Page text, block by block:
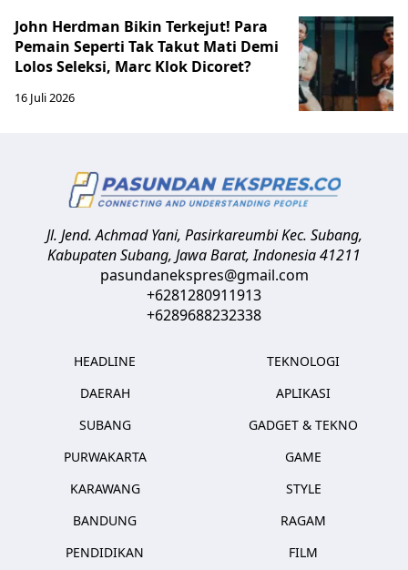
John Herdman Bikin Terkejut! Para
Pemain Seperti Tak Takut Mati Demi
Lolos Seleksi, Marc Klok Dicoret?
16 Juli 2026
Jl. Jend. Achmad Yani, Pasirkareumbi Kec. Subang,
Kabupaten Subang, Jawa Barat,Indonesia41211
pasundanekspres@gmail.com
+6281280911913
+6289688232338
HEADLINE
DAERAH
SUBANG
PURWAKARTA
KARAWANG
BANDUNG
PENDIDIKAN
TEKNOLOGI
APLIKASI
GADGET & TEKNO
GAME
STYLE
RAGAM
FILM